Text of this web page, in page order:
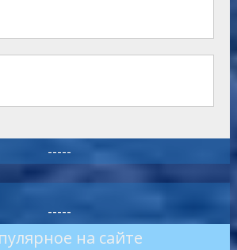
-----
-----
на сайте